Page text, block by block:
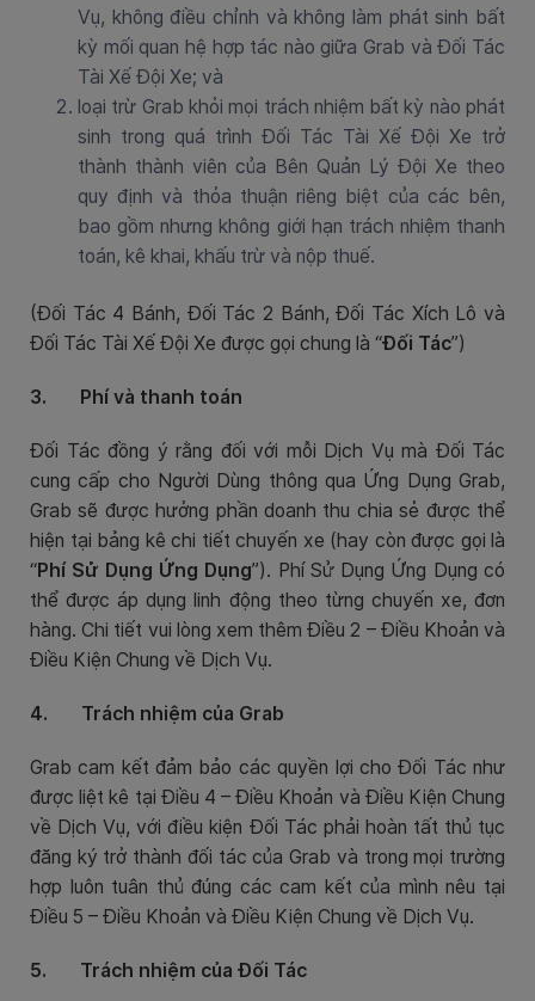
Vụ, không điều chỉnh và không làm phát sinh bất
kỳ mối quan hệ hợp tác nào giữa Grab và Đối Tác
Tài Xế Đội Xe; và
loại trừ Grab khỏi mọi trách nhiệm bất kỳ nào phát
sinh trong quá trình Đối Tác Tài Xế Đội Xe trở
thành thành viên của Bên Quản Lý Đội Xe theo
quy định và thỏa thuận riêng biệt của các bên,
bao gồm nhưng không giới hạn trách nhiệm thanh
toán, kê khai, khấu trừ và nộp thuế.
(Đối Tác 4 Bánh, Đối Tác 2 Bánh, Đối Tác Xích Lô và
Đối Tác Tài Xế Đội Xe được gọi chung là “Đối Tác”)
3. Phí và thanh toán
Đối Tác đồng ý rằng đối với mỗi Dịch Vụ mà Đối Tác
cung cấp cho Người Dùng thông qua Ứng Dụng Grab,
Grab sẽ được hưởng phần doanh thu chia sẻ được thể
hiện tại bảng kê chi tiết chuyến xe (hay còn được gọi là
“Phí Sử Dụng Ứng Dụng”). Phí Sử Dụng Ứng Dụng có
thể được áp dụng linh động theo từng chuyến xe, đơn
hàng. Chi tiết vui lòng xem thêm Điều 2 – Điều Khoản và
Điều Kiện Chung về Dịch Vụ.
4. Trách nhiệm của Grab
Grab cam kết đảm bảo các quyền lợi cho Đối Tác như
được liệt kê tại Điều 4 – Điều Khoản và Điều Kiện Chung
về Dịch Vụ, với điều kiện Đối Tác phải hoàn tất thủ tục
đăng ký trở thành đối tác của Grab và trong mọi trường
hợp luôn tuân thủ đúng các cam kết của mình nêu tại
Điều 5 – Điều Khoản và Điều Kiện Chung về Dịch Vụ.
5. Trách nhiệm của Đối Tác